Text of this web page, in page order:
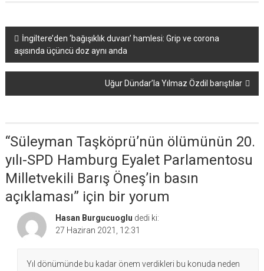
Yazı
dolaşımı
İngiltere’den ‘bağışıklık duvarı’ hamlesi: Grip ve corona
aşısında üçüncü doz aynı anda
Uğur Dündar’la Yılmaz Özdil barıştılar
“Süleyman Taşköprü’nün ölümünün 20.
yılı-SPD Hamburg Eyalet Parlamentosu
Milletvekili Barış Öneş’in basın
açıklaması” için bir yorum
Hasan Burgucuoglu dedi ki:
27 Haziran 2021, 12:31
Yıl dönümünde bu kadar önem verdikleri bu konuda neden